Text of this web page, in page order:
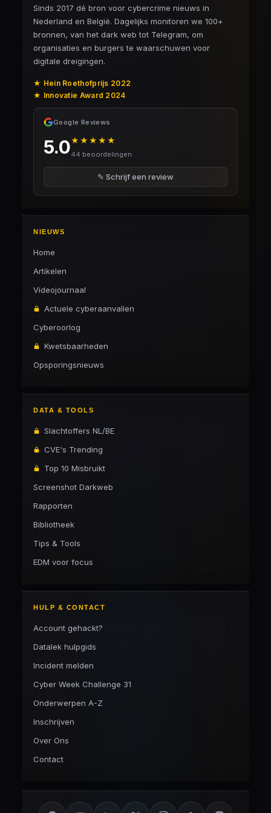
Sinds 2017 dé bron voor cybercrime nieuws in
Nederland en België. Dagelijks monitoren we 100+
bronnen, van het dark web tot Telegram, om
organisaties en burgers te waarschuwen voor
digitale dreigingen.
★ Hein Roethofprijs 2022
★ Innovatie Award 2024
Google Reviews
5.0★★★★★
44 beoordelingen
✎ Schrijf een review
NIEUWS
Home
Artikelen
Videojournaal
Actuele cyberaanvallen
Cyberoorlog
Kwetsbaarheden
Opsporingsnieuws
DATA & TOOLS
Slachtoffers NL/BE
CVE's Trending
Top 10 Misbruikt
Screenshot Darkweb
Rapporten
Bibliotheek
Tips & Tools
EDM voor focus
HULP & CONTACT
Account gehackt?
Datalek hulpgids
Incident melden
Cyber Week Challenge 31
Onderwerpen A-Z
Inschrijven
Over Ons
Contact